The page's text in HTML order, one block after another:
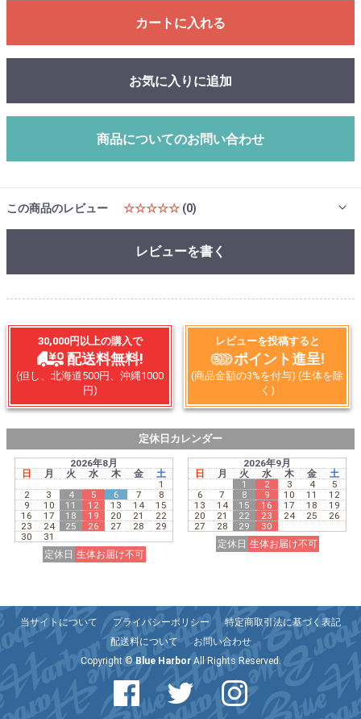
カートに入れる
お気に入りに追加
商品についてのお問い合わせ
この商品のレビュー ☆☆☆☆☆ (0)
レビューを書く
30,000円以上の購入で
配送料無料!
(但し、北海道500円、沖縄1000
円)
レビューを投稿すると
ポイント進呈!
(商品金額の3%を付与) (生体を除
く)
定休日カレンダー
2026年8月
日
月 火 水 木 金
土
1
2
3 4 5 6 7
8
9
10 11 12 13 14
15
16
17 18 19 20 21
22
23
24 25 26 27 28
29
30
31
定休日 生体お届け不可
2026年9月
日
月 火 水 木 金
土
1
2 3 4
5
6
7 8 9 10 11
12
13
14 15 16 17 18
19
20
21 22 23 24 25
26
27
28 29
30
定休日 生体お届け不可
当サイトについて プライバシーポリシー
特定商取引法に基づく表記
配送料について
お問い合わせ
Copyright © Blue HarborAll Rights Reserved.